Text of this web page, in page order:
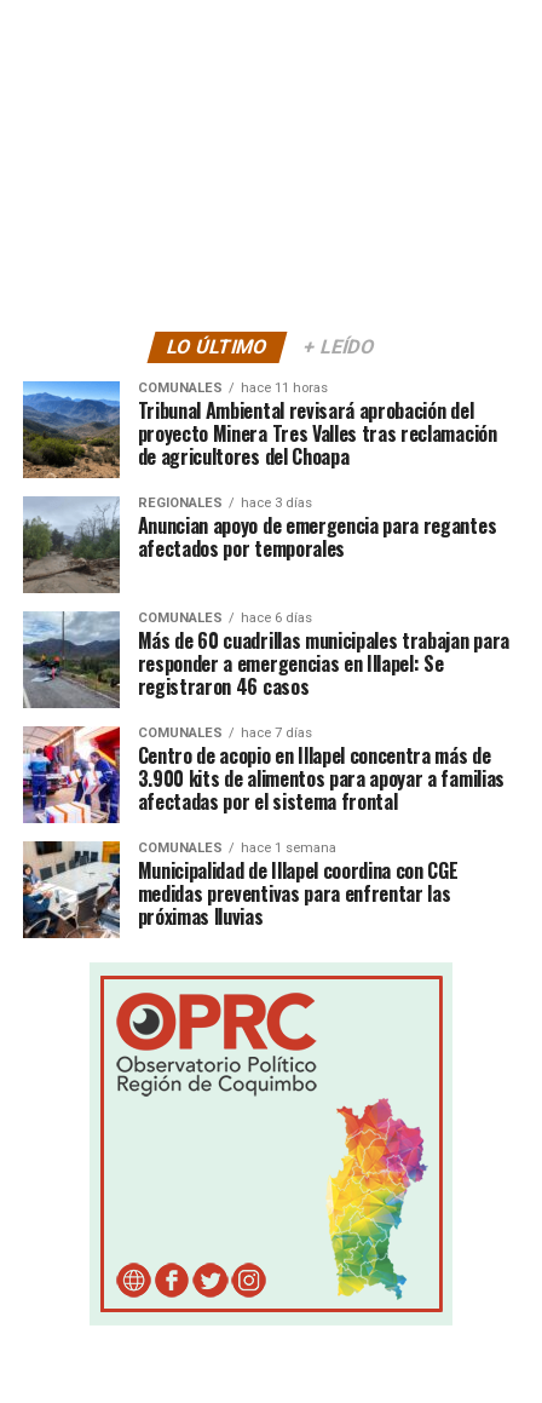
LO ÚLTIMO + LEÍDO
COMUNALES hace 11 horas
Tribunal Ambiental revisará aprobación del
proyecto Minera Tres Valles tras reclamación
de agricultores del Choapa
REGIONALES hace 3 días
Anuncian apoyo de emergencia para regantes
afectados por temporales
COMUNALES hace 6 días
Más de 60 cuadrillas municipales trabajan para
responder a emergencias en Illapel: Se
registraron 46 casos
COMUNALES hace 7 días
Centro de acopio en Illapel concentra más de
3.900 kits de alimentos para apoyar a familias
afectadas por el sistema frontal
COMUNALES hace 1 semana
Municipalidad de Illapel coordina con CGE
medidas preventivas para enfrentar las
próximas lluvias